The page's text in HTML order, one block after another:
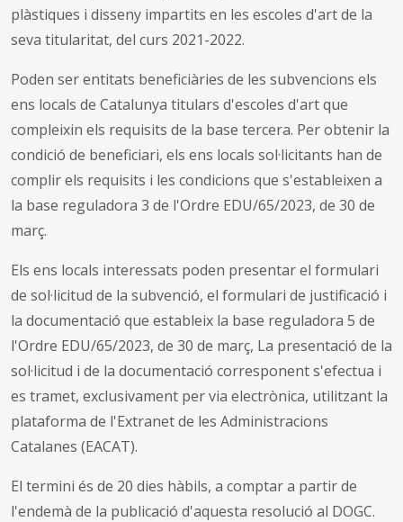
plàstiques i disseny impartits en les escoles d'art de la
seva titularitat, del curs 2021-2022.
Poden ser entitats beneficiàries de les subvencions els
ens locals de Catalunya titulars d'escoles d'art que
compleixin els requisits de la base tercera. Per obtenir la
condició de beneficiari, els ens locals sol·licitants han de
complir els requisits i les condicions que s'estableixen a
la base reguladora 3 de l'Ordre EDU/65/2023, de 30 de
març.
Els ens locals interessats poden presentar el formulari
de sol·licitud de la subvenció, el formulari de justificació i
la documentació que estableix la base reguladora 5 de
l'Ordre EDU/65/2023, de 30 de març, La presentació de la
sol·licitud i de la documentació corresponent s'efectua i
es tramet, exclusivament per via electrònica, utilitzant la
plataforma de l'Extranet de les Administracions
Catalanes (EACAT).
El termini és de 20 dies hàbils, a comptar a partir de
l'endemà de la publicació d'aquesta resolució al DOGC.